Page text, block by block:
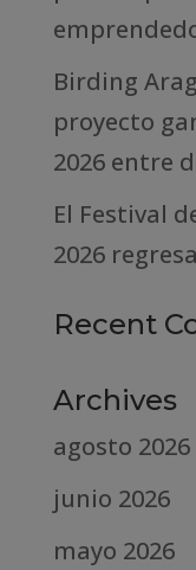
Birding
proyecto
2026 entre
El Festival
2026
Recent
Archives
agosto 2026
junio 2026
mayo 2026